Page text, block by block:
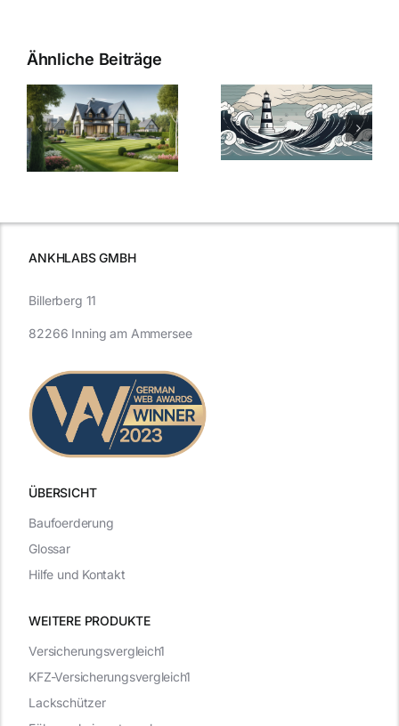
Ähnliche Beiträge
Bauzinsen im
Sturm: Die
aktuelle
Entwicklung
Die Evolution
der
Bauzinsen: Ein
Blick in die
ANKHLABS GMBH
ÜBERSICHT
WEITERE PRODUKTE
Versicherungsvergleich1
KFZ-Versicherungsvergleich1
Lackschützer
Billerberg 11
82266 Inning am Ammersee
Baufoerderung
Glossar
Hilfe und Kontakt